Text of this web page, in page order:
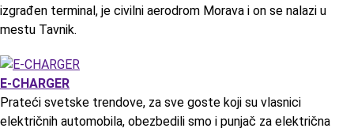
izgrađen terminal, je civilni aerodrom Morava i on se nalazi u
mestu Tavnik.
E-CHARGER
Prateći svetske trendove, za sve goste koji su vlasnici
električnih automobila, obezbedili smo i punjač za električna